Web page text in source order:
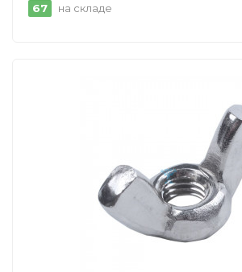
67 на складе